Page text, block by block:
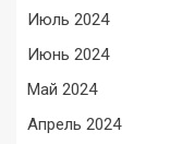
Июль 2024
Июнь 2024
Май 2024
Апрель 2024